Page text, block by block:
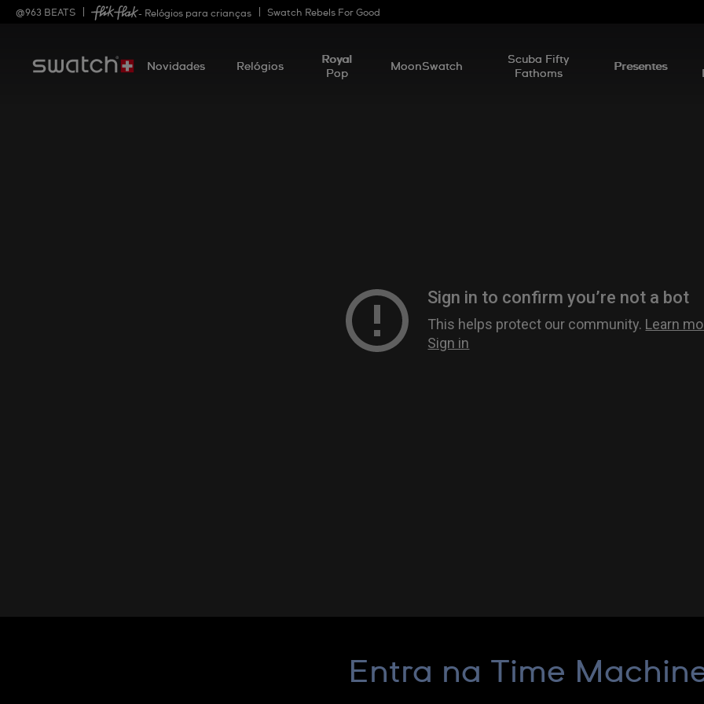
@963 BEATS - Relógios para crianças Swatch Rebels For Good
Novidades Relógios
Royal
Pop
MoonSwatch
Scuba Fifty
Fathoms
Presentes
Entra na Time